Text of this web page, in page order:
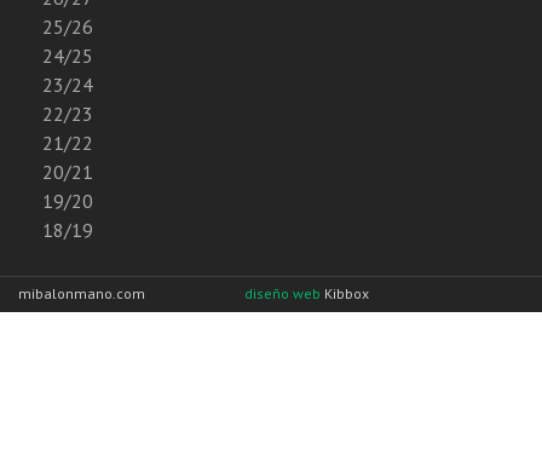
25/26
24/25
23/24
22/23
21/22
20/21
19/20
18/19
mibalonmano.com diseño web Kibbox